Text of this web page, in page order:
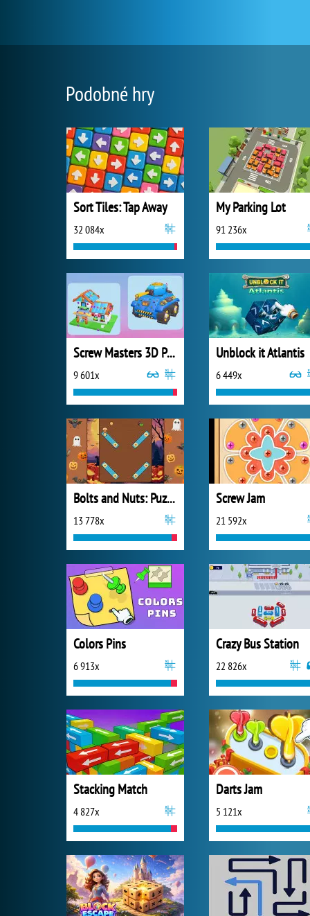
Podobné hry
Sort Tiles: Tap Away
32 084x
My Parking Lot
91 236x
Screw Masters 3D Puzzle
9 601x
Unblock it Atlantis
6 449x
Bolts and Nuts: Puzzle
13 778x
Screw Jam
21 592x
Colors Pins
6 913x
Crazy Bus Station
22 826x
Stacking Match
4 827x
Darts Jam
5 121x